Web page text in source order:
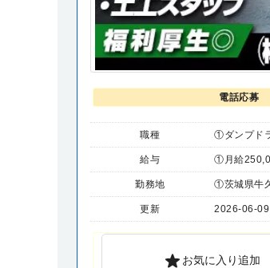
電話応募
職種 ①ダンプド
給与 ①月給
勤務地 ①茨城県牛
更新 2026-06-
お気に入り追加